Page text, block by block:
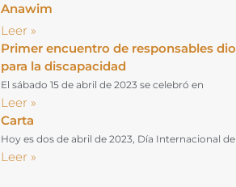
Anawim
Leer »
Primer encuentro de responsables
para la discapacidad
El sábado 15 de abril de 2023 se celebró en
Leer »
Carta
Hoy es dos de abril de 2023, Día Internacional del
Leer »